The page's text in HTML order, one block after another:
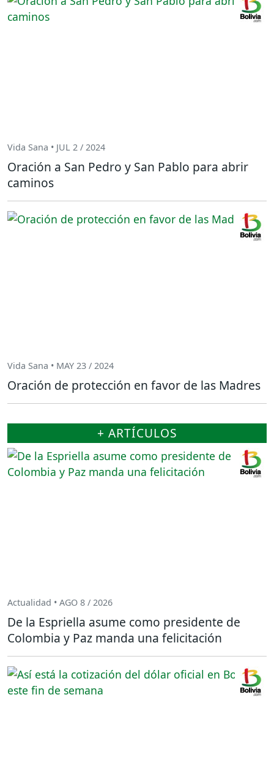
Vida Sana • JUL 2 / 2024
Oración a San Pedro y San Pablo para abrir
caminos
Vida Sana • MAY 23 / 2024
Oración de protección en favor de las Madres
+ ARTÍCULOS
Actualidad • AGO 8 / 2026
De la Espriella asume como presidente de
Colombia y Paz manda una felicitación